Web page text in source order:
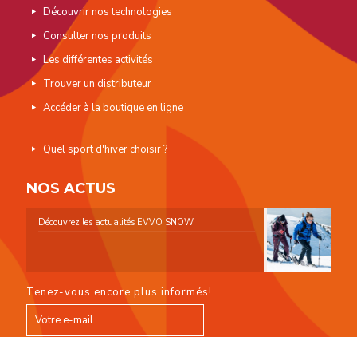
Découvrir nos technologies
Consulter nos produits
Les différentes activités
Trouver un distributeur
Accéder à la boutique en ligne
Quel sport d'hiver choisir ?
NOS ACTUS
Découvrez les actualités EVVO SNOW
Tenez-vous encore plus informés!